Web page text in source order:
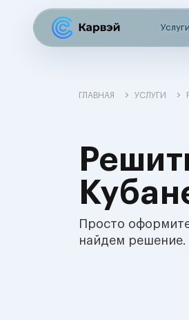
Услуги
ГЛАВНАЯ УСЛУГИ
Просто
найдем решение.